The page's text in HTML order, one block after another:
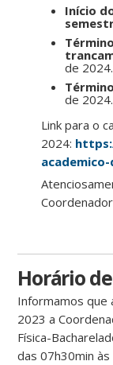
Início
de 2024.
de 2024.
Link para o
2024:
Horário
Informamos que
2023 a
Física-
das 07h30min às